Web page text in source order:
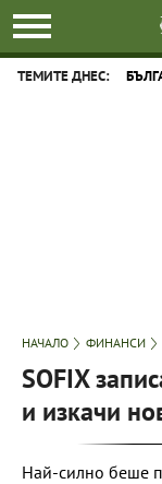
ТЕМИТЕ ДНЕС:
НАЧАЛО ФИНАНСИ
SOFIX
и изкачи
Най-силно беше